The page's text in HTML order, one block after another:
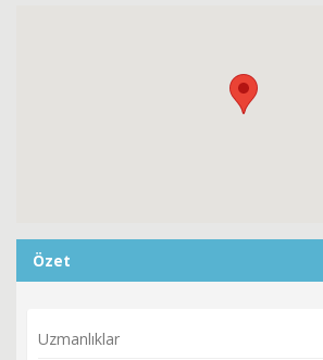
Özet
Uzmanlıklar